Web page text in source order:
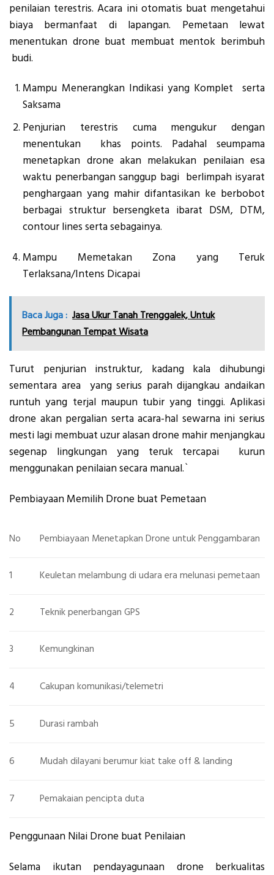
penilaian terestris. Acara ini otomatis buat mengetahui
biaya bermanfaat di lapangan. Pemetaan lewat
menentukan drone buat membuat mentok berimbuh
budi.
Mampu Menerangkan Indikasi yang Komplet serta
Saksama
Penjurian terestris cuma mengukur dengan
menentukan khas points. Padahal seumpama
menetapkan drone akan melakukan penilaian esa
waktu penerbangan sanggup bagi berlimpah isyarat
penghargaan yang mahir difantasikan ke berbobot
berbagai struktur bersengketa ibarat DSM, DTM,
contour lines serta sebagainya.
Mampu Memetakan Zona yang Teruk
Terlaksana/Intens Dicapai
Baca Juga : Jasa Ukur Tanah Trenggalek, Untuk
Pembangunan Tempat Wisata
Turut penjurian instruktur, kadang kala dihubungi
sementara area yang serius parah dijangkau andaikan
runtuh yang terjal maupun tubir yang tinggi. Aplikasi
drone akan pergalian serta acara-hal sewarna ini serius
mesti lagi membuat uzur alasan drone mahir menjangkau
segenap lingkungan yang teruk tercapai kurun
menggunakan penilaian secara manual.`
Pembiayaan Memilih Drone buat Pemetaan
No Pembiayaan Menetapkan Drone untuk Penggambaran
1 Keuletan melambung di udara era melunasi pemetaan
2 Teknik penerbangan GPS
3 Kemungkinan
4 Cakupan komunikasi/telemetri
5 Durasi rambah
6 Mudah dilayani berumur kiat take off & landing
7 Pemakaian pencipta duta
Penggunaan Nilai Drone buat Penilaian
Selama ikutan pendayagunaan drone berkualitas